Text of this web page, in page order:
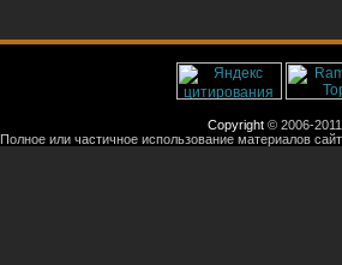
Copyright © 2006-
Полное или частичное использование материалов